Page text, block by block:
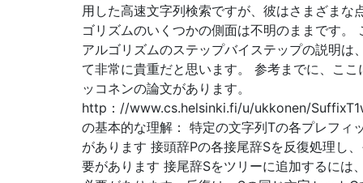
用した高速文字列検索ですが、彼はさまざまな
ゴリズムのいくつかの側面は不明のままです
アルゴリズムのステップバイステップの説明は
て非常に貴重だと思います。 参考までに、こ
ッコネンの論文があります。
http：//www.cs.helsinki.fi/u/ukkonen/
の基本的な理解： 特定の文字列Tの各プレフィ
があります 接頭辞Pの各接尾辞Sを反復処理し
要があります 接尾辞Sをツリーに追加するには